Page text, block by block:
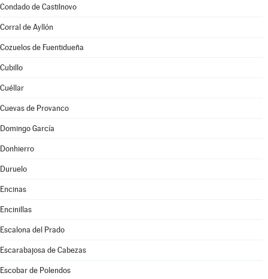
Condado de Castilnovo
Corral de Ayllón
Cozuelos de Fuentidueña
Cubillo
Cuéllar
Cuevas de Provanco
Domingo García
Donhierro
Duruelo
Encinas
Encinillas
Escalona del Prado
Escarabajosa de Cabezas
Escobar de Polendos